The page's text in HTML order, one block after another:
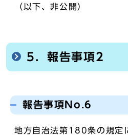
（以下、非公開）
5．報告事項2
報告事項No.6
地方自治法第180条の規定